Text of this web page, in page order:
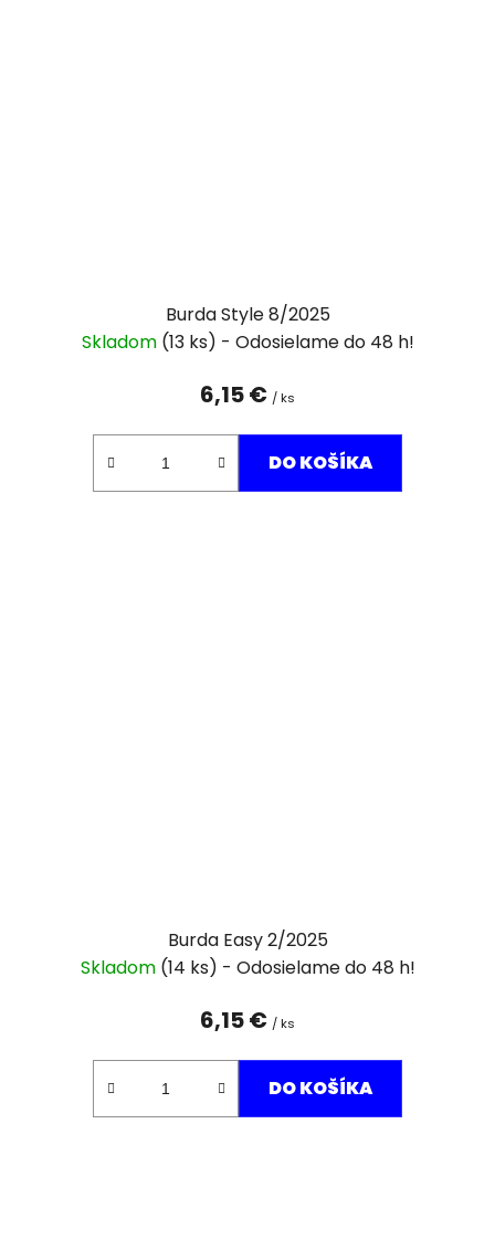
Burda Style 8/2025
Skladom (13 ks)
6,15 € / ks
DO KOŠÍKA
Burda Easy 2/2025
Skladom (14 ks)
6,15 € / ks
DO KOŠÍKA